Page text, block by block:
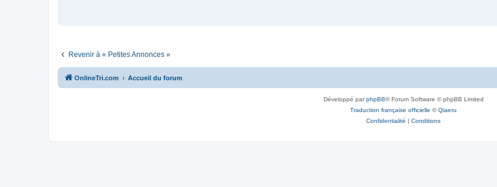
u
Revenir à « Petites Annonces »
OnlineTri.com Accueil du forum
Développé parphpBB® Forum Software © phpBB Limited
Traduction française officielle ©Qiaeru
Confidentialité | Conditions